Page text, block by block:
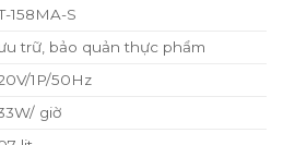
158MA-S
trữ, bảo quản thực phẩm
1P/50Hz
giờ